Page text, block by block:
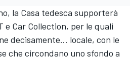
la Casa tedesca supporterà
e Car Collection, per le quali
decisamente... locale, con le
che circondano uno sfondo a